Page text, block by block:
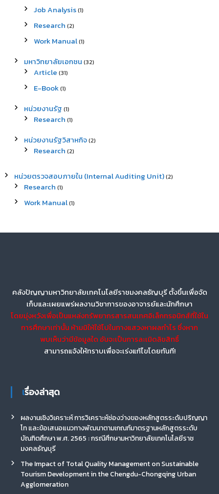
Job Analysis(1)
Research (2)
Work Manual(1)
มหาวิทยาลัยเอกชน (32)
Article (31)
E-Book(1)
หน่วยงานรัฐ (1)
Research (1)
หน่วยงานรัฐวิสาหกิจ(2)
Research (2)
หน่วยตรวจสอบภายใน (Internal Auditing Unit)(2)
Research (1)
Work Manual(1)
คลังปัญญามหาวิทยาลัยเทคโนโลยีราชมงคลธัญบุรี ตั้งขึ้นเพื่อจัด
เก็บและเผยแพร่ผลงานวิชาการของอาจารย์และนักศึกษา
โดยมุ่งหวังเพื่อเป็นแหล่งทรัพยากรสารสนเทศอิเล็กทรอนิกส์ที่ใช้ใน
การศึกษาเท่านั้น ห้ามมิให้ใช้ไปในทางแสวงหาผลกำไร ซึ่งหาก
พบเห็นว่ามีข้อมูลใด อันจะเป็นการละเมิดลิขสิทธิ์
สามารถแจ้งให้ทราบเพื่อจะเร่งแก้ไขโดยทันที!
เรื่องล่าสุด
ผลงานเชิงวิเคราะห์ การวิเคราะห์ช่องว่างของหลักสูตรระดับปริญญา
โท และข้อเสนอแนวทางพัฒนาตามเกณฑ์มาตรฐานหลักสูตรระดับ
บัณฑิตศึกษา พ.ศ. 2565 : กรณีศึกษามหาวิทยาลัยเทคโนโลยีราช
มงคลธัญบุรี
The Impact of Total Quality Management on Sustainable
Tourism Development in the Chengdu-Chongqing Urban
Agglomeration